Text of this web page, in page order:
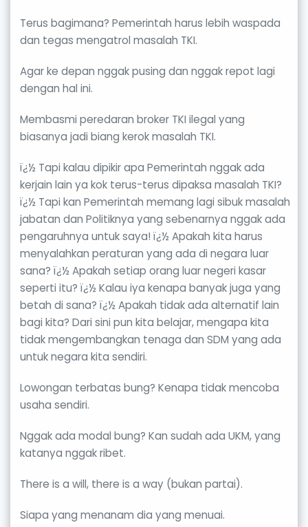
Terus bagimana? Pemerintah harus lebih waspada
dan tegas mengatrol masalah TKI.
Agar ke depan nggak pusing dan nggak repot lagi
dengan hal ini.
Membasmi peredaran broker TKI ilegal yang
biasanya jadi biang kerok masalah TKI.
ï¿½ Tapi kalau dipikir apa Pemerintah nggak ada
kerjain lain ya kok terus-terus dipaksa masalah TKI?
ï¿½ Tapi kan Pemerintah memang lagi sibuk masalah
jabatan dan Politiknya yang sebenarnya nggak ada
pengaruhnya untuk saya! ï¿½ Apakah kita harus
menyalahkan peraturan yang ada di negara luar
sana? ï¿½ Apakah setiap orang luar negeri kasar
seperti itu? ï¿½ Kalau iya kenapa banyak juga yang
betah di sana? ï¿½ Apakah tidak ada alternatif lain
bagi kita? Dari sini pun kita belajar, mengapa kita
tidak mengembangkan tenaga dan SDM yang ada
untuk negara kita sendiri.
Lowongan terbatas bung? Kenapa tidak mencoba
usaha sendiri.
Nggak ada modal bung? Kan sudah ada UKM, yang
katanya nggak ribet.
There is a will, there is a way (bukan partai).
Siapa yang menanam dia yang menuai.